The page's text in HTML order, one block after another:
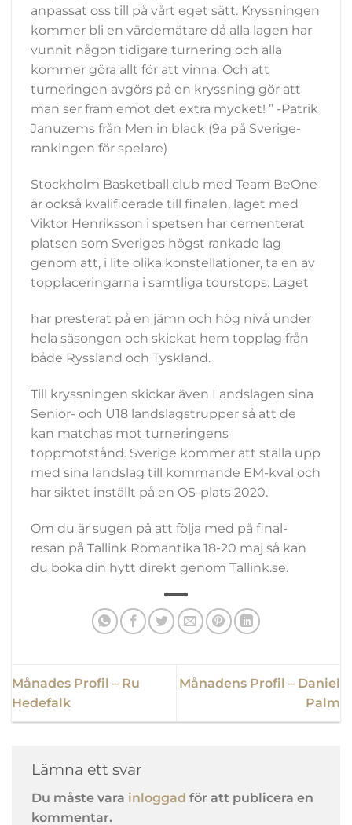
anpassat oss till på vårt eget sätt. Kryssningen
kommer bli en värdemätare då alla lagen har
vunnit någon tidigare turnering och alla
kommer göra allt för att vinna. Och att
turneringen avgörs på en kryssning gör att
man ser fram emot det extra mycket! ” -Patrik
Januzems från Men in black (9a på Sverige-
rankingen för spelare)
Stockholm Basketball club med Team BeOne
är också kvalificerade till finalen, laget med
Viktor Henriksson i spetsen har cementerat
platsen som Sveriges högst rankade lag
genom att, i lite olika konstellationer, ta en av
topplaceringarna i samtliga tourstops. Laget
har presterat på en jämn och hög nivå under
hela säsongen och skickat hem topplag från
både Ryssland och Tyskland.
Till kryssningen skickar även Landslagen sina
Senior- och U18 landslagstrupper så att de
kan matchas mot turneringens
toppmotstånd. Sverige kommer att ställa upp
med sina landslag till kommande EM-kval och
har siktet inställt på en OS-plats 2020.
Om du är sugen på att följa med på final-
resan på Tallink Romantika 18-20 maj så kan
du boka din hytt direkt genom Tallink.se.
Månades Profil – Ru
Hedefalk
Månadens Profil – Daniel
Palm
Lämna ett svar
Du måste vara inloggad för att publicera en
kommentar.